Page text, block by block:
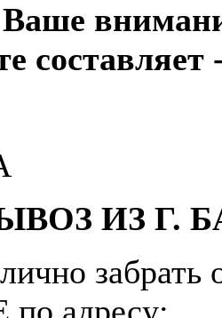
составляет
ИЗ Г.
забрать